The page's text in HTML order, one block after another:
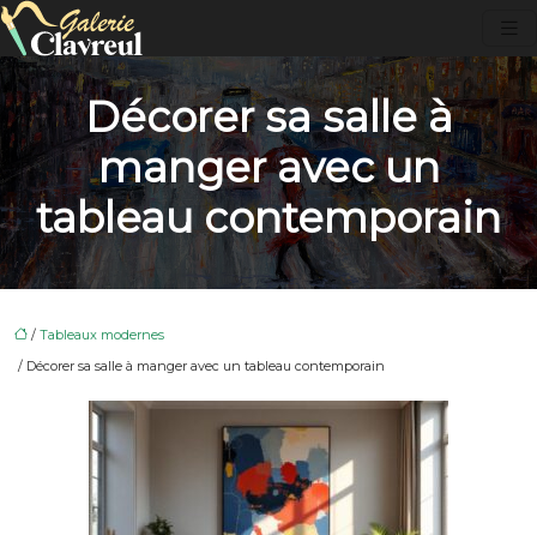
Décorer sa salle à
manger avec un
tableau contemporain
/ Tableaux modernes
/ Décorer sa salle à manger avec un tableau contemporain